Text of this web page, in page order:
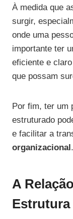
À medida que
surgir,
onde uma
importante ter
eficiente e
que possam
Por fim, ter um
estruturado
e facilitar a
organizacional .
A
Estrutura